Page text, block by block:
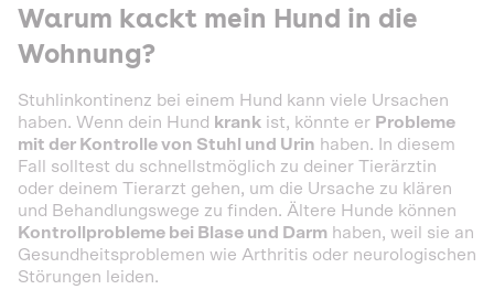
Warum kackt mein Hund in die
Wohnung?
Stuhlinkontinenz bei einem Hund kann viele Ursachen
haben. Wenn dein Hund krank ist, könnte er Probleme
mit der Kontrolle von Stuhl und Urin haben. In diesem
Fall solltest du schnellstmöglich zu deiner Tierärztin
oder deinem Tierarzt gehen, um die Ursache zu klären
und Behandlungswege zu finden. Ältere Hunde können
Kontrollprobleme bei Blase und Darm haben, weil sie an
Gesundheitsproblemen wie Arthritis oder neurologischen
Störungen leiden.